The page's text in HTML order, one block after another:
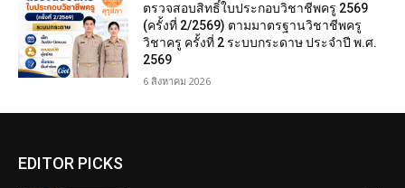
ตรวจสอบสิทธิ์ใบประกอบวิชาชีพครู 2569
(ครั้งที่ 2/2569) ตามมาตรฐานวิชาชีพครู
วิชาครู ครั้งที่ 2 ระบบกระดาษ ประจำปี พ.ศ.
2569
6 สิงหาคม 2026
EDITOR PICKS